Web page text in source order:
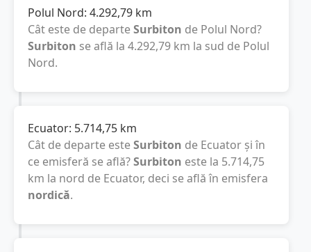
Polul Nord: 4.292,79 km
Cât este de departeSurbiton de Polul Nord?
Surbiton se află la 4.292,79 km la sud de Polul
Nord.
Ecuator: 5.714,75 km
Cât de departe esteSurbiton de Ecuator și în
ce emisferă se află?Surbiton este la 5.714,75
km la nord de Ecuator, deci se află în emisfera
nordică.